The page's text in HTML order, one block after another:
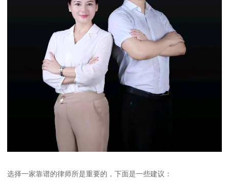
选择一家靠谱的律师所是重要的，下面是一些建议：